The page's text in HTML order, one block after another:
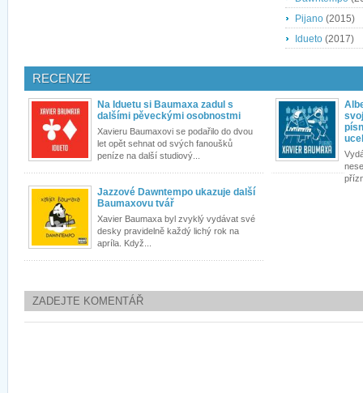
Pijano (2015)
Idueto (2017)
RECENZE
Na Iduetu si Baumaxa zadul s
dalšími pěveckými osobnostmi
Xavieru Baumaxovi se podařilo do dvou
let opět sehnat od svých fanoušků
peníze na další studiový...
Jazzové Dawntempo ukazuje další
Baumaxovu tvář
Xavier Baumaxa byl zvyklý vydávat své
desky pravidelně každý lichý rok na
apríla. Když...
ZADEJTE KOMENTÁŘ